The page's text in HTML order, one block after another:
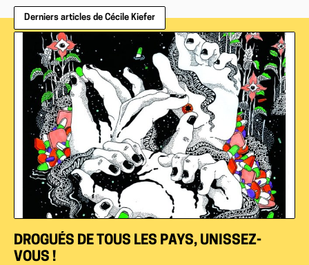
Derniers articles de Cécile Kiefer
DROGUÉS DE TOUS LES PAYS, UNISSEZ-
VOUS !